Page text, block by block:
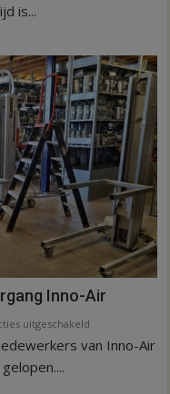
kunstgras
weg
in
Hardenberg
en
Sibculo
is...
Inno-Air
uitgeschakeld
Warmte
van Inno-Air